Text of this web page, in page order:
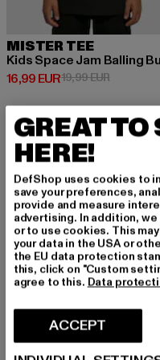
MISTER TEE
Kids Space Jam Balling
16,99 EUR
Prix courant: 16,99 EUR
19,99 EURPrix en
-22%
GREAT TO
HERE!
DefShop uses cookies to
save your preferences,
provide and measure
advertising. In addition,
or to use cookies. This
your data in the USA or
the EU data protection
this, click on "Custom
agree to this. Data
ACCEPT